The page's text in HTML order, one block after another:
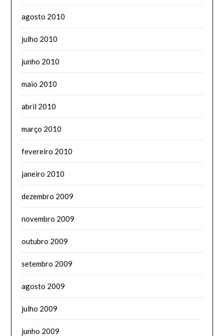
agosto 2010
julho 2010
junho 2010
maio 2010
abril 2010
março 2010
fevereiro 2010
janeiro 2010
dezembro 2009
novembro 2009
outubro 2009
setembro 2009
agosto 2009
julho 2009
junho 2009